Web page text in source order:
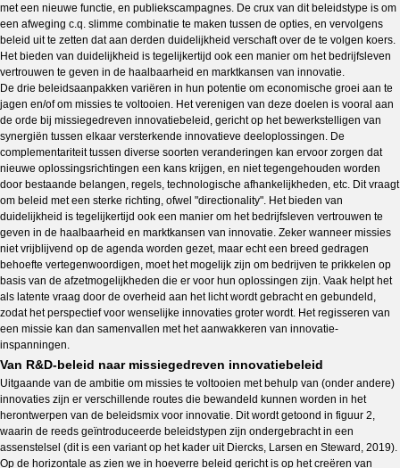
met een nieuwe functie, en publiekscampagnes. De crux van dit beleidstype is om
een afweging c.q. slimme combinatie te maken tussen de opties, en vervolgens
beleid uit te zetten dat aan derden duidelijkheid verschaft over de te volgen koers.
Het bieden van duidelijkheid is tegelijkertijd ook een manier om het bedrijfsleven
vertrouwen te geven in de haalbaarheid en marktkansen van innovatie.
De drie beleidsaanpakken variëren in hun potentie om economische groei aan te
jagen en/of om missies te voltooien. Het verenigen van deze doelen is vooral aan
de orde bij missiegedreven innovatiebeleid, gericht op het bewerkstelligen van
synergiën tussen elkaar versterkende innovatieve deeloplossingen. De
complementariteit tussen diverse soorten veranderingen kan ervoor zorgen dat
nieuwe oplossingsrichtingen een kans krijgen, en niet tegengehouden worden
door bestaande belangen, regels, technologische afhankelijkheden, etc. Dit vraagt
om beleid met een sterke richting, ofwel "directionality". Het bieden van
duidelijkheid is tegelijkertijd ook een manier om het bedrijfsleven vertrouwen te
geven in de haalbaarheid en marktkansen van innovatie. Zeker wanneer missies
niet vrijblijvend op de agenda worden gezet, maar echt een breed gedragen
behoefte vertegenwoordigen, moet het mogelijk zijn om bedrijven te prikkelen op
basis van de afzetmogelijkheden die er voor hun oplossingen zijn. Vaak helpt het
als latente vraag door de overheid aan het licht wordt gebracht en gebundeld,
zodat het perspectief voor wenselijke innovaties groter wordt. Het regisseren van
een missie kan dan samenvallen met het aanwakkeren van innovatie-
inspanningen.
Van R&D-beleid naar missiegedreven innovatiebeleid
Uitgaande van de ambitie om missies te voltooien met behulp van (onder andere)
innovaties zijn er verschillende routes die bewandeld kunnen worden in het
herontwerpen van de beleidsmix voor innovatie. Dit wordt getoond in figuur 2,
waarin de reeds geïntroduceerde beleidstypen zijn ondergebracht in een
assenstelsel (dit is een variant op het kader uit Diercks, Larsen en Steward, 2019).
Op de horizontale as zien we in hoeverre beleid gericht is op het creëren van